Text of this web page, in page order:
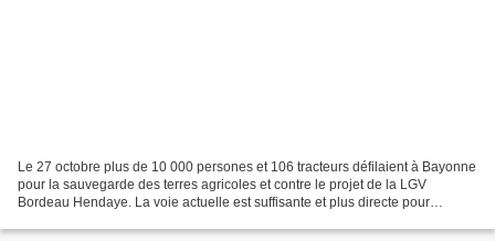
Le 27 octobre plus de 10 000 persones et 106 tracteurs défilaient à Bayonne
pour la sauvegarde des terres agricoles et contre le projet de la LGV
Bordeau Hendaye. La voie actuelle est suffisante et plus directe pour